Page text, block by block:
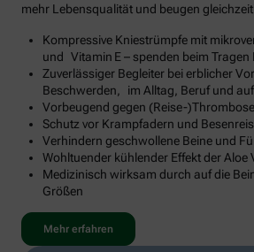
mehr Lebensqualität und beugen
Kompressive Kniestrümpfe mit
und Vitamin E – spenden beim Tragen
Zuverlässiger Begleiter bei erblicher
Beschwerden, im Alltag, Beruf und auf
Vorbeugend gegen (Reise-)Thrombose
Schutz vor Krampfadern und
Verhindern geschwollene Beine und
Wohltuender kühlender Effekt der Aloe
Medizinisch wirksam durch auf die
Größen
Mehr erfahren